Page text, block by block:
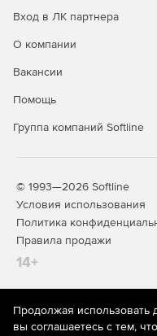
Вход в ЛК партнера
О компании
Вакансии
Помощь
Группа компаний Softline
© 1993—2026 Softline
Условия использования
Политика
Правила продажи
14+
На информационном
рекомендательные
Продолжая использовать
вы соглашаетесь с тем,